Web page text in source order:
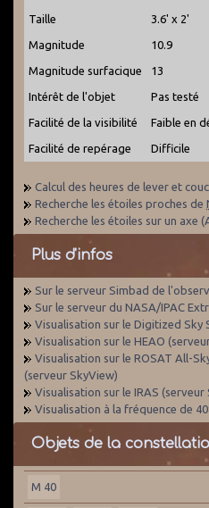
Taille 3.6' x 2'
Magnitude 10.9
Magnitude surfacique 13
Intérêt de l'objet Pas testé
Facilité de la visibilité Faible en
Facilité de repérage Difficile
Calcul des heures de lever et
Recherche les étoiles proches de
Recherche les étoiles sur un axe
Plus d'infos
Sur le serveur Simbad de
Sur le serveur du NASA/IPAC
Visualisation sur le Digitized Sky
Visualisation sur le HEAO
Visualisation sur le ROSAT All-
(serveur SkyView)
Visualisation sur le IRAS (serveur
Visualisation à la fréquence de
Objets de la
M 40